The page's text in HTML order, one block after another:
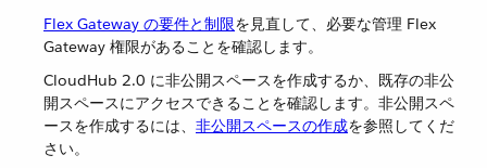
Flex Gateway の要件と制限を見直して、必要な管理 Flex
Gateway 権限があることを確認します。
CloudHub 2.0 に非公開スペースを作成するか、既存の非公
開スペースにアクセスできることを確認します。非公開スペ
ースを作成するには、 非公開スペースの作成を参照してくだ
さい。